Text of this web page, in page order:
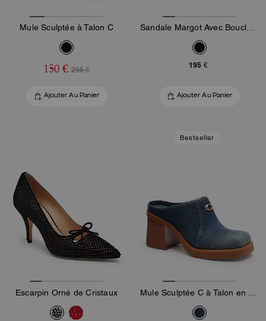
Mule Sculptée à Talon C
150 € 295 €
Ajouter Au Panier
Sandale Margot Avec Boucle Surdimensionnée En Cuir Loved
195 €
Ajouter Au Panier
Escarpin Orné de Cristaux
Bestseller